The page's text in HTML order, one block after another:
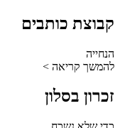
קבוצת כותבים
הנחייה
להמשך קריאה >
זכרון בסלון